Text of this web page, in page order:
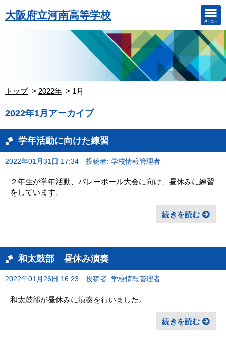
大阪府立河南高等学校
トップ 2022年 1月
2022年1月アーカイブ
学年活動に向けた練習
2022年01月31日 17:34 投稿者: 学校情報管理者
２年生が学年活動、バレーボール大会に向け、昼休みに練習
をしています。
続きを読む
和太鼓部 昼休み演奏
2022年01月26日 16:23 投稿者: 学校情報管理者
和太鼓部が昼休みに演奏を行いました。
続きを読む